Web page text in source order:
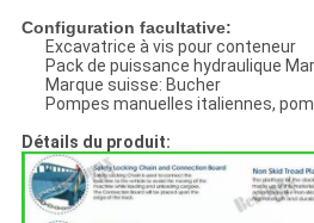
Configuration facultative:
Excavatrice à vis pour conteneur
Pack de puissance hydraulique
Marque suisse: Bucher
Pompes manuelles italiennes,
Détails du produit: